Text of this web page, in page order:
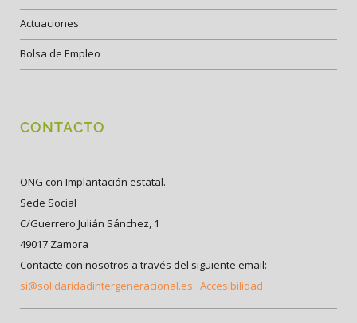
Actuaciones
Bolsa de Empleo
CONTACTO
ONG con Implantación estatal.
Sede Social
C/Guerrero Julián Sánchez, 1
49017 Zamora
Contacte con nosotros a través del siguiente email:
si@solidaridadintergeneracional.es Accesibilidad